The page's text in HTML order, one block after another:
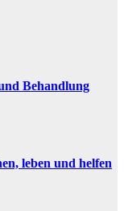
Behandlung
leben und helfen